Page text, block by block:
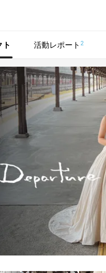
ト 活動レポート 2